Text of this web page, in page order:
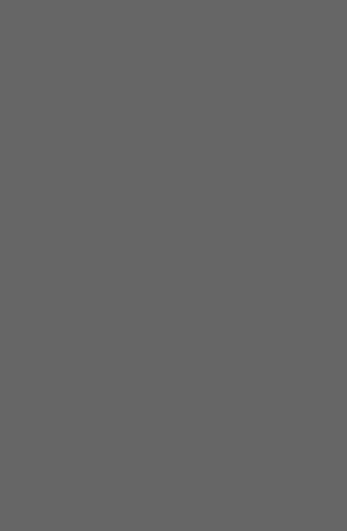
je na nasze zlecenie,
danych na podstawie
oparciu o stosowną podstawę
zbierane są przez naszych
ich przetwarzania. Możesz
praw wymienionych
podstawie prawnej.
do Twoich zainteresowań,
umów o ich świadczenie